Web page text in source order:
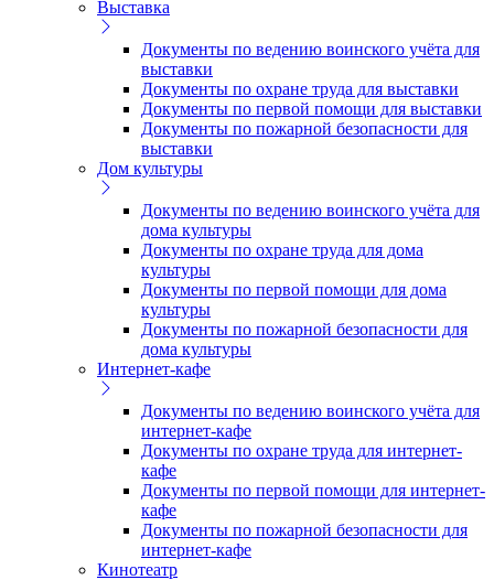
Выставка
Документы по ведению воинского учёта для
выставки
Документы по охране труда для выставки
Документы по первой помощи для выставки
Документы по пожарной безопасности для
выставки
Дом культуры
Документы по ведению воинского учёта для
дома культуры
Документы по охране труда для дома
культуры
Документы по первой помощи для дома
культуры
Документы по пожарной безопасности для
дома культуры
Интернет-кафе
Документы по ведению воинского учёта для
интернет-кафе
Документы по охране труда для интернет-
кафе
Документы по первой помощи для интернет-
кафе
Документы по пожарной безопасности для
интернет-кафе
Кинотеатр